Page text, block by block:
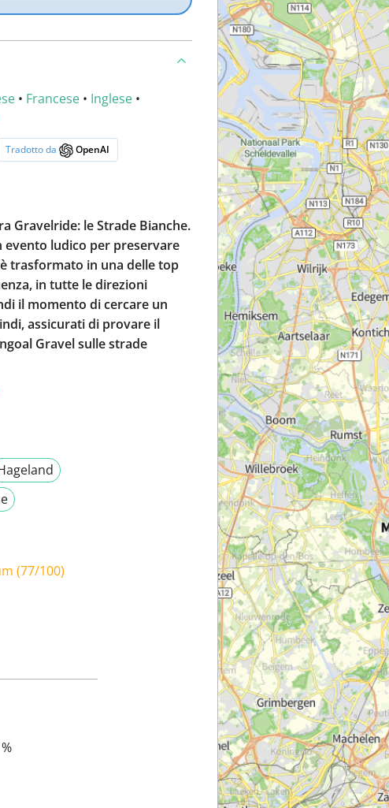
• Francese • Inglese •
Tradotto da OpenAI
Gravelride: le Strade Bianche.
evento ludico per preservare
trasformato in una delle top
in tutte le direzioni
il momento di cercare un
assicurati di provare il
Gravel sulle strade
(77/100)